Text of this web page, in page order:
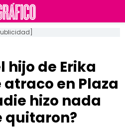
hijo de Erika
en Plaza
hizo nada
quitaron?